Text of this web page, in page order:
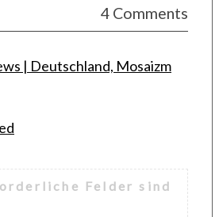
4 Comments
| Deutschland, Mosaizm
Felder sind